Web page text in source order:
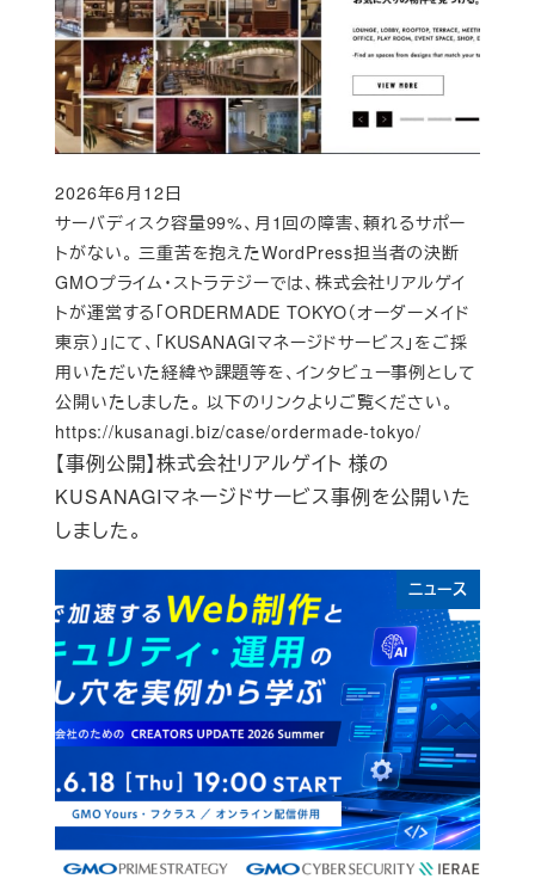
【事例公開】株式会社リアルゲイト 様の
KUSANAGIマネージドサービス事例を公開いた
しました。
サーバディスク容量99%、月1回の障害、頼れるサポー
トがない。 三重苦を抱えたWordPress担当者の決断
GMOプライム・ストラテジーでは、株式会社リアルゲイ
トが運営する「ORDERMADE TOKYO（オーダーメイド
東京）」にて、「KUSANAGIマネージドサービス」をご採
用いただいた経緯や課題等を、インタビュー事例として
公開いたしました。 以下のリンクよりご覧ください。
https://kusanagi.biz/case/ordermade-tokyo/
Published
2026年6月12日
ニュース